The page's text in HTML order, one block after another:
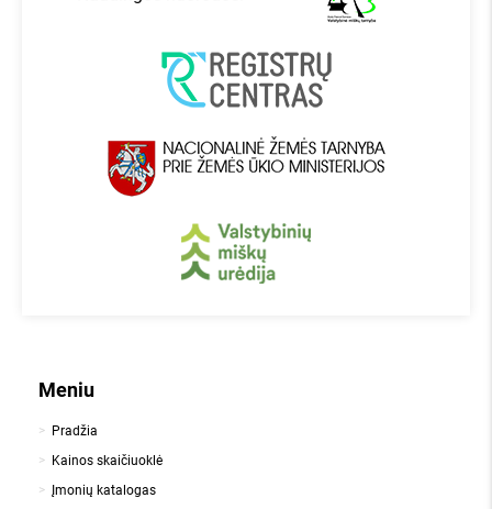
Meniu
Pradžia
Kainos skaičiuoklė
Įmonių katalogas